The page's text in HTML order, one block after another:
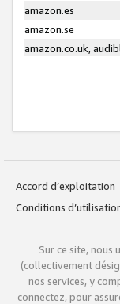
amazon.es
amazon.se
amazon.co.uk,
Accord d’exploitation
Conditions
Sur ce site, nous
(collectivement
nos services, y
connectez, pour